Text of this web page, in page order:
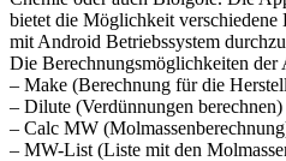
bietet die Möglichkeit verschiedene
mit Android Betriebssystem
Die Berechnungsmöglichkeiten der
– Make (Berechnung für die
– Dilute (Verdünnungen berechnen)
– Calc MW
– MW-List (Liste mit den